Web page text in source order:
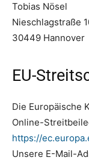
Tobias Nösel
Nieschlagstraße
30449 Hannover
EU-
Die Europäische
Online-
https://
Unsere E-Mail-